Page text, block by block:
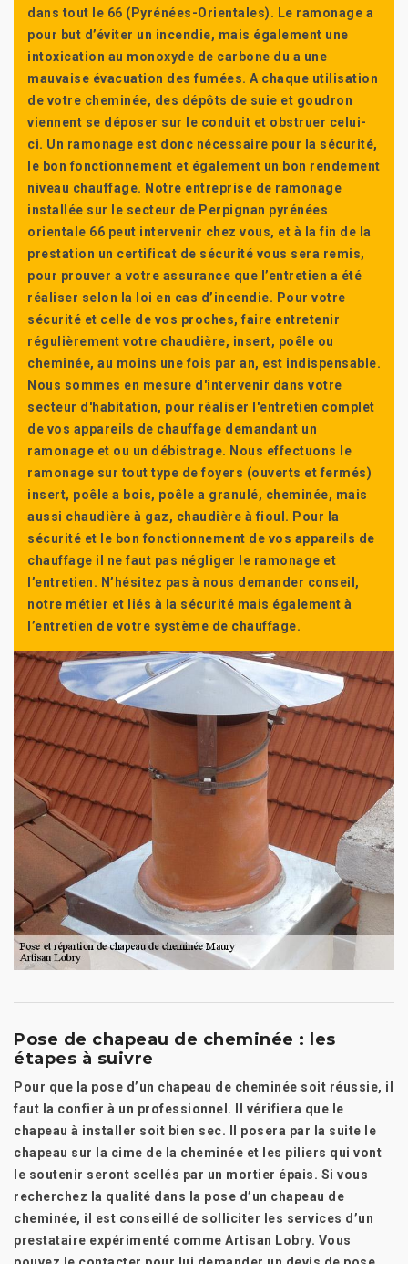
dans tout le 66 (Pyrénées-Orientales). Le ramonage a
pour but d’éviter un incendie, mais également une
intoxication au monoxyde de carbone du a une
mauvaise évacuation des fumées. A chaque utilisation
de votre cheminée, des dépôts de suie et goudron
viennent se déposer sur le conduit et obstruer celui-
ci. Un ramonage est donc nécessaire pour la sécurité,
le bon fonctionnement et également un bon rendement
niveau chauffage. Notre entreprise de ramonage
installée sur le secteur de Perpignan pyrénées
orientale 66 peut intervenir chez vous, et à la fin de la
prestation un certificat de sécurité vous sera remis,
pour prouver a votre assurance que l’entretien a été
réaliser selon la loi en cas d’incendie. Pour votre
sécurité et celle de vos proches, faire entretenir
régulièrement votre chaudière, insert, poêle ou
cheminée, au moins une fois par an, est indispensable.
Nous sommes en mesure d'intervenir dans votre
secteur d'habitation, pour réaliser l'entretien complet
de vos appareils de chauffage demandant un
ramonage et ou un débistrage. Nous effectuons le
ramonage sur tout type de foyers (ouverts et fermés)
insert, poêle a bois, poêle a granulé, cheminée, mais
aussi chaudière à gaz, chaudière à fioul. Pour la
sécurité et le bon fonctionnement de vos appareils de
chauffage il ne faut pas négliger le ramonage et
l’entretien. N’hésitez pas à nous demander conseil,
notre métier et liés à la sécurité mais également à
l’entretien de votre système de chauffage.
Pose de chapeau de cheminée : les
étapes à suivre
Pour que la pose d’un chapeau de cheminée soit réussie, il
faut la confier à un professionnel. Il vérifiera que le
chapeau à installer soit bien sec. Il posera par la suite le
chapeau sur la cime de la cheminée et les piliers qui vont
le soutenir seront scellés par un mortier épais. Si vous
recherchez la qualité dans la pose d’un chapeau de
cheminée, il est conseillé de solliciter les services d’un
prestataire expérimenté comme Artisan Lobry. Vous